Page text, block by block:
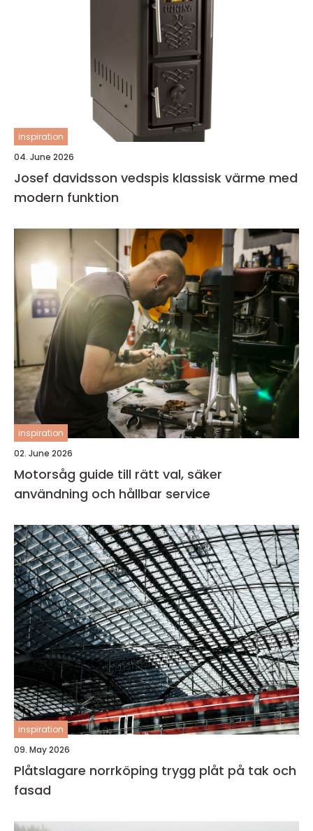
inspiration
04. June 2026
Josef davidsson vedspis klassisk värme med
modern funktion
inspiration
02. June 2026
Motorsåg guide till rätt val, säker
användning och hållbar service
inspiration
09. May 2026
Plåtslagare norrköping trygg plåt på tak och
fasad